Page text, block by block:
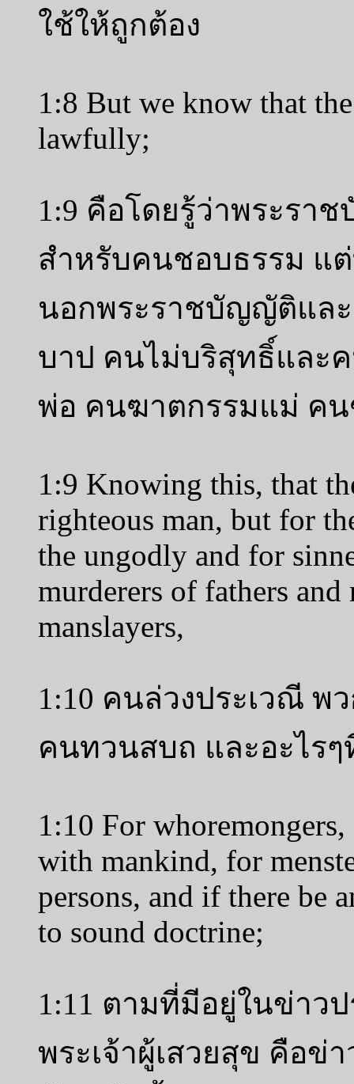
ใช้ให้ถูกต้อง
1:8 But we know that
lawfully;
1:9 คือโดยรู้ว่าพระร
สำหรับคนชอบธรรม แ
นอกพระราชบัญญัติแล
บาป คนไม่บริสุทธิ์และ
พ่อ คนฆาตกรรมแม่ ค
1:9 Knowing this, that
righteous man, but for
the ungodly and for
murderers of fathers
manslayers,
1:10 คนล่วงประเวณี พ
คนทวนสบถ และอะไร
1:10 For
with mankind, for
persons, and if there be
to sound doctrine;
1:11 ตามที่มีอยู่ในข่าว
พระเจ้าผู้เสวยสุข คือข่